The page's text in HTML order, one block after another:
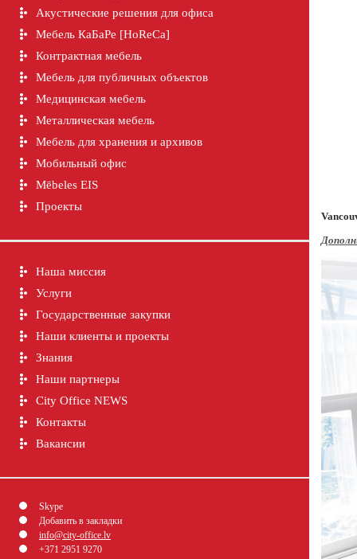
Акустические решения для офиса
Мебель КаБаРе [HoReCa]
Контрактная мебель
Мебель для публичных объектов
Медицинская мебель
Металлическая мебель
Мебель для хранения и архивов
Мобильный офис
Mēbeles EIS
Проекты
Наша миссия
Услуги
Государственные закупки
Наши клиенты и проекты
Знания
Наши партнеры
City Office NEWS
Контакты
Вакансии
Skype
Добавить в закладки
info@city-office.lv
+371 2951 9270